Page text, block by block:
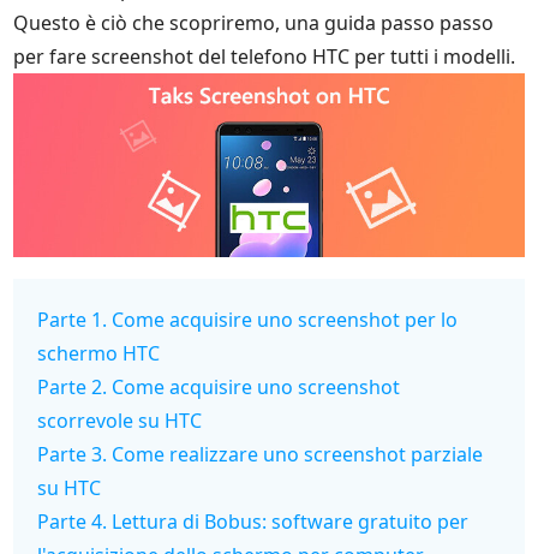
Questo è ciò che scopriremo, una guida passo passo
per fare screenshot del telefono HTC per tutti i modelli.
Parte 1. Come acquisire uno screenshot per lo
schermo HTC
Parte 2. Come acquisire uno screenshot
scorrevole su HTC
Parte 3. Come realizzare uno screenshot parziale
su HTC
Parte 4. Lettura di Bobus: software gratuito per